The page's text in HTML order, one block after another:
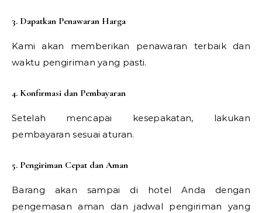
3. Dapatkan Penawaran Harga
Kami akan memberikan penawaran terbaik dan
waktu pengiriman yang pasti.
4. Konfirmasi dan Pembayaran
Setelah mencapai kesepakatan, lakukan
pembayaran sesuai aturan.
5. Pengiriman Cepat dan Aman
Barang akan sampai di hotel Anda dengan
pengemasan aman dan jadwal pengiriman yang